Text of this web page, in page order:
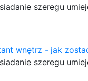
szeregu
wnętrz - jak
szeregu